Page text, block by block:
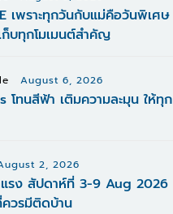
เพราะทุกวันกับแม่คือวันพิเศษ
ก็บทุกโมเมนต์สำคัญ
August 6, 2026
โทนสีฟ้า เติมความละมุน ให้ทุก
2, 2026
แรง สัปดาห์ที่ 3-9 Aug 2026
ควรมีติดบ้าน